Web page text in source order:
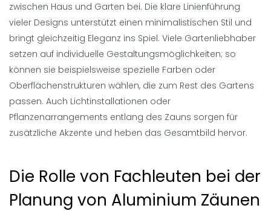
zwischen Haus und Garten bei. Die klare Linienführung
vieler Designs unterstützt einen minimalistischen Stil und
bringt gleichzeitig Eleganz ins Spiel. Viele Gartenliebhaber
setzen auf individuelle Gestaltungsmöglichkeiten; so
können sie beispielsweise spezielle Farben oder
Oberflächenstrukturen wählen, die zum Rest des Gartens
passen. Auch Lichtinstallationen oder
Pflanzenarrangements entlang des Zauns sorgen für
zusätzliche Akzente und heben das Gesamtbild hervor.
Die Rolle von Fachleuten bei der
Planung von Aluminium Zäunen